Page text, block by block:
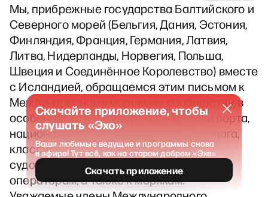
Мы, прибрежные государства Балтийского и
Северного морей (Бельгия, Дания, Эстония,
Финляндия, Франция, Германия, Латвия,
Литва, Нидерланды, Норвегия, Польша,
Швеция и Соединённое Королевство) вместе
с Исландией, обращаемся этим письмом к
Международному морскому сообществу, в
особенности к государствам флага и порта,
национальным органам, регистрам флага,
классификационным обществам,
судоходным компаниям, управляющим и
операторам, а также к морякам.
Скачайте приложение, чтобы
слушать «Эхо»
Ваши любимые ведущие и программы снова
в эфире! Тут всё, как на старом добром «Эхе»
Скачать приложение